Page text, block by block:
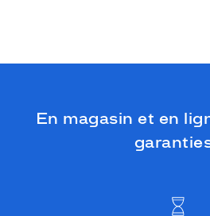
En magasin et en